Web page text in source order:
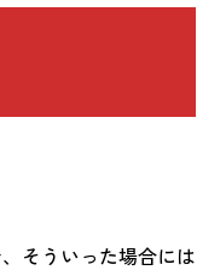
そういった場合には